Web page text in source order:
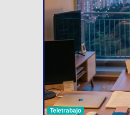
Teletrabajo